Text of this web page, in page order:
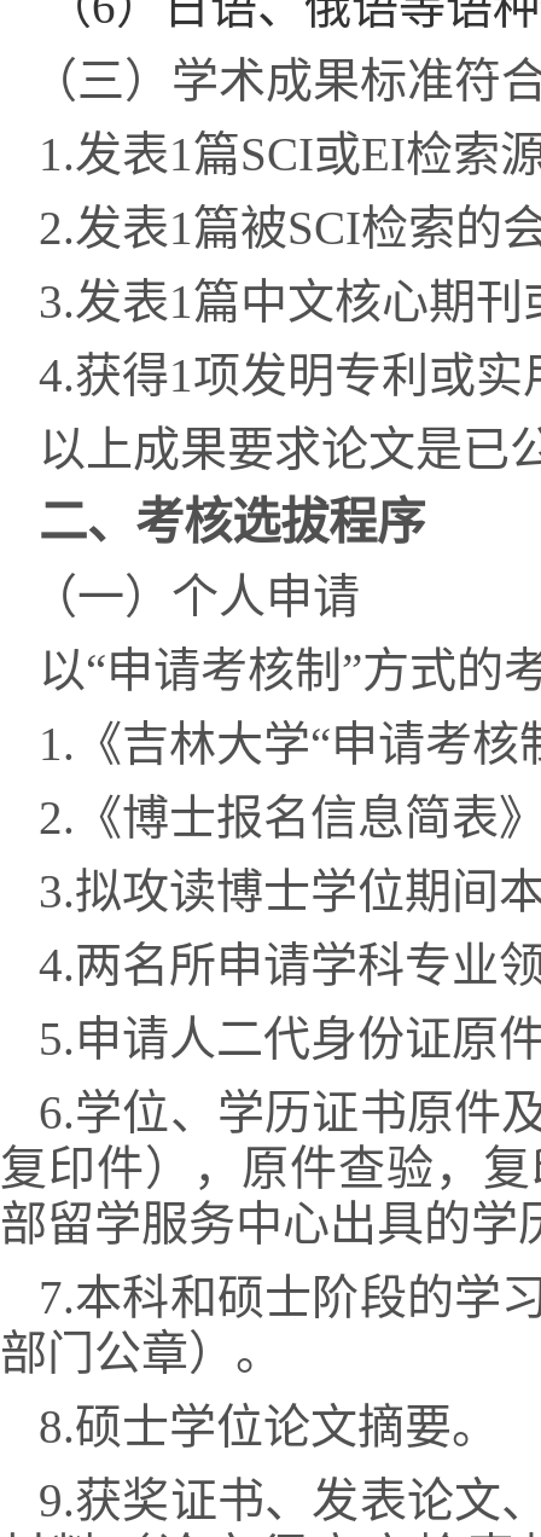
（三） 学术成果标准符
1.发表1 篇SCI或EI检索
2.发表1 篇被SCI检索的
3.发表1 篇中文核心期
4.获得1 项发明专利或
以上成果要求论文是已
二、考核选拔程序
（一）个人申请
以“申请考核制 ”方式的
1. 《吉林大学“申请考
2. 《博士报名信息简表
3.拟攻读博士学位期间
4.两名所申请学科专业
5.申请人二代身份证原
6.学位、学历证书原件
复印件），原件查验，
部留学服务中心出具的学
7.本科和硕士阶段的学
部门公章）。
8.硕士学位论文摘要。
9.获奖证书、发表论文